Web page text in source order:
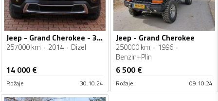
Jeep - Grand Cherokee - 3.0 CRD
257000 km 2014 Dizel
14 000€
Rožaje 30.10.24
Jeep - Grand Cherokee
250000 km
1996
Benzin+Plin
6 500€
Rožaje 09.10.24